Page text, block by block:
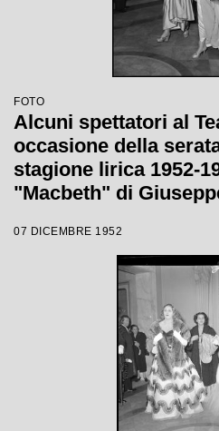
FOTO
Alcuni spettatori al
occasione della
stagione lirica 1952-
"Macbeth" di
Ebert
07 DICEMBRE 1952